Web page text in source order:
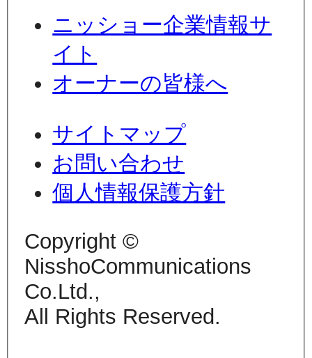
ニッショー企業情報サ
イト
オーナーの皆様へ
サイトマップ
お問い合わせ
個人情報保護方針
Copyright ©
NisshoCommunications
Co.Ltd.,
All Rights Reserved.